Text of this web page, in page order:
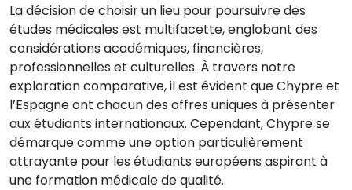
La décision de choisir un lieu pour poursuivre des
études médicales est multifacette, englobant des
considérations académiques, financières,
professionnelles et culturelles. À travers notre
exploration comparative, il est évident que Chypre et
l’Espagne ont chacun des offres uniques à présenter
aux étudiants internationaux. Cependant, Chypre se
démarque comme une option particulièrement
attrayante pour les étudiants européens aspirant à
une formation médicale de qualité.